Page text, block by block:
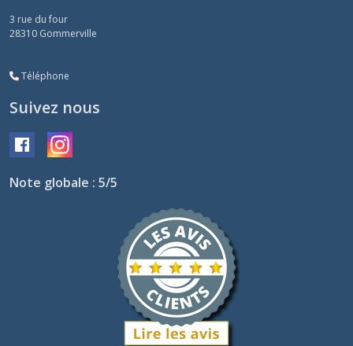
3 rue du four
28310 Gommerville
Téléphone
Suivez nous
Note globale : 5/5